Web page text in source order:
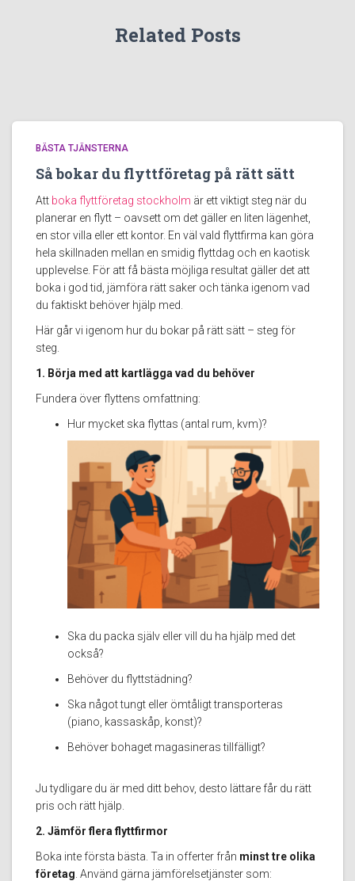
Related Posts
BÄSTA TJÄNSTERNA
Så bokar du flyttföretag på rätt sätt
Att boka flyttföretag stockholm är ett viktigt steg när du
planerar en flytt – oavsett om det gäller en liten lägenhet,
en stor villa eller ett kontor. En väl vald flyttfirma kan göra
hela skillnaden mellan en smidig flyttdag och en kaotisk
upplevelse. För att få bästa möjliga resultat gäller det att
boka i god tid, jämföra rätt saker och tänka igenom vad
du faktiskt behöver hjälp med.
Här går vi igenom hur du bokar på rätt sätt – steg för
steg.
1. Börja med att kartlägga vad du behöver
Fundera över flyttens omfattning:
Hur mycket ska flyttas (antal rum, kvm)?
Ska du packa själv eller vill du ha hjälp med det
också?
Behöver du flyttstädning?
Ska något tungt eller ömtåligt transporteras
(piano, kassaskåp, konst)?
Behöver bohaget magasineras tillfälligt?
Ju tydligare du är med ditt behov, desto lättare får du rätt
pris och rätt hjälp.
2. Jämför flera flyttfirmor
Boka inte första bästa. Ta in offerter från minst tre olika
företag . Använd gärna jämförelsetjänster som: